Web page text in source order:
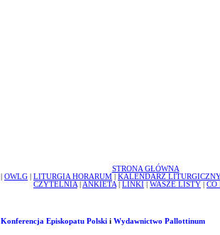
STRONA GŁÓWNA
OWLG LITURGIA HORARUM KALENDARZ
CZYTELNIA
ANKIETA LINKI WASZE LISTY CO
Konferencja Episkopatu Polskii Wydawnictwo Pallottinum